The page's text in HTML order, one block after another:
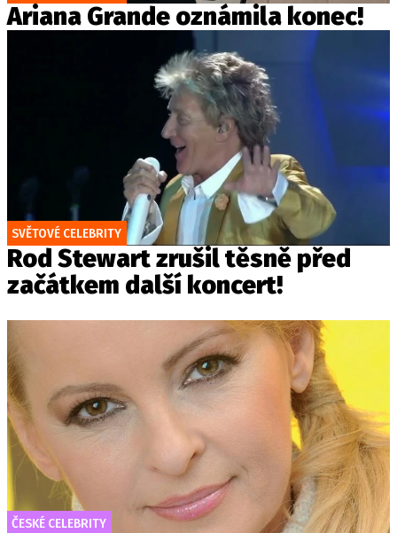
Ariana Grande oznámila konec!
SVĚTOVÉ CELEBRITY
Rod Stewart zrušil těsně před
začátkem další koncert!
ČESKÉ CELEBRITY